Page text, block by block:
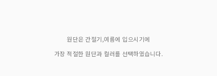
원단은 간절기,여름에 입으시기에
가장 적절한 원단과 컬러를 선택하였습니다.